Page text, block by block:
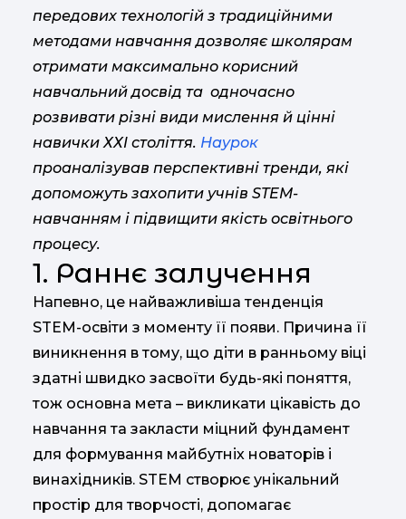
передових технологій з традиційними
методами навчання дозволяє школярам
отримати максимально корисний
навчальний досвід та одночасно
розвивати різні види мислення й цінні
навички ХХІ століття. Наурок
проаналізував перспективні тренди, які
допоможуть захопити учнів STEM-
навчанням і підвищити якість освітнього
процесу.
1. Раннє залучення
Напевно, це найважливіша тенденція
STEM-освіти з моменту її появи. Причина її
виникнення в тому, що діти в ранньому віці
здатні швидко засвоїти будь-які поняття,
тож основна мета – викликати цікавість до
навчання та закласти міцний фундамент
для формування майбутніх новаторів і
винахідників. STEM створює унікальний
простір для творчості, допомагає